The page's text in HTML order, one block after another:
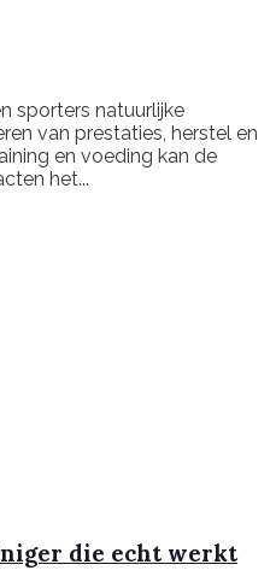
sporters natuurlijke
van prestaties, herstel en
en voeding kan de
het...
die echt werkt